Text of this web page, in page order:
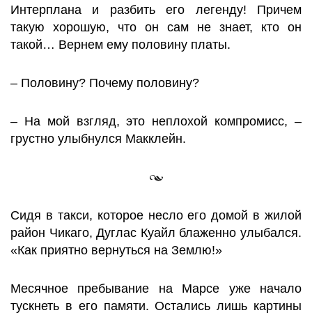
Интерплана и разбить его легенду! Причем
такую хорошую, что он сам не знает, кто он
такой… Вернем ему половину платы.
– Половину? Почему половину?
– На мой взгляд, это неплохой компромисс, –
грустно улыбнулся Макклейн.
Сидя в такси, которое несло его домой в жилой
район Чикаго, Дуглас Куайл блаженно улыбался.
«Как приятно вернуться на Землю!»
Месячное пребывание на Марсе уже начало
тускнеть в его памяти. Остались лишь картины